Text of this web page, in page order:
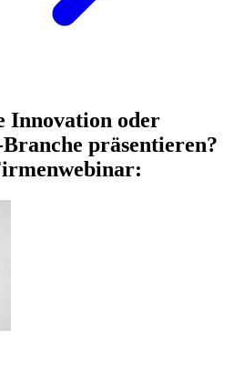
Innovation oder
präsentieren?